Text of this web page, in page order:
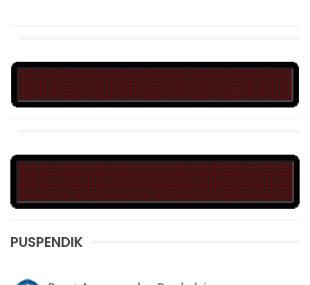
PUSPENDIK